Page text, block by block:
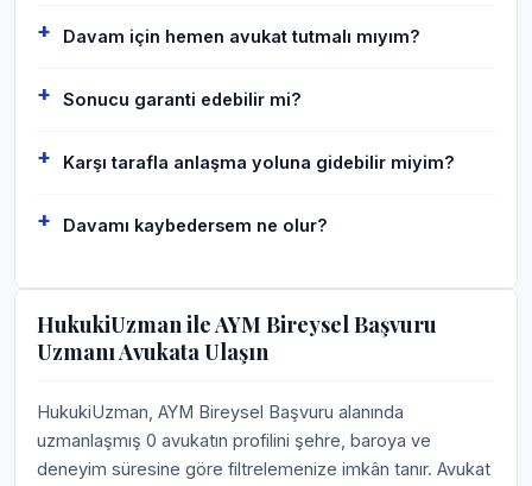
Davam için hemen avukat tutmalı mıyım?
Sonucu garanti edebilir mi?
Karşı tarafla anlaşma yoluna gidebilir miyim?
Davamı kaybedersem ne olur?
HukukiUzman ile AYM Bireysel Başvuru
Uzmanı Avukata Ulaşın
HukukiUzman, AYM Bireysel Başvuru alanında
uzmanlaşmış 0 avukatın profilini şehre, baroya ve
deneyim süresine göre filtrelemenize imkân tanır. Avukat